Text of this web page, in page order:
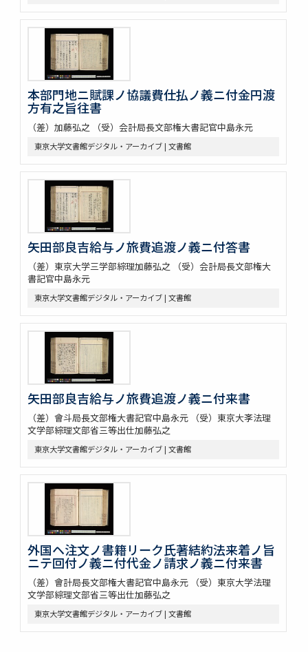
本部門地ニ賦課ノ協議費仕払ノ義ニ付金円渡
方有之旨往書
（差）加藤弘之 （受）会計局長文部権大書記官中島永元
東京大学文書館デジタル・アーカイブ | 文書館
矢田部良吉給与ノ旅費追渡ノ義ニ付答書
（差）東京大学三学部綜理加藤弘之 （受）会計局長文部権大
書記官中島永元
東京大学文書館デジタル・アーカイブ | 文書館
矢田部良吉給与ノ旅費追渡ノ義ニ付来書
（差）會斗局長文部権大書記官中島永元 （受）東京大斈法理
文学部綜理文部省三等出仕加藤弘之
東京大学文書館デジタル・アーカイブ | 文書館
外国ヘ注文ノ書籍リーク氏著結約法来着ノ旨
ニテ回付ノ義ニ付代金ノ請求ノ義ニ付来書
（差）會計局長文部権大書記官中島永元 （受）東京大学法理
文学部綜理文部省三等出仕加藤弘之
東京大学文書館デジタル・アーカイブ | 文書館